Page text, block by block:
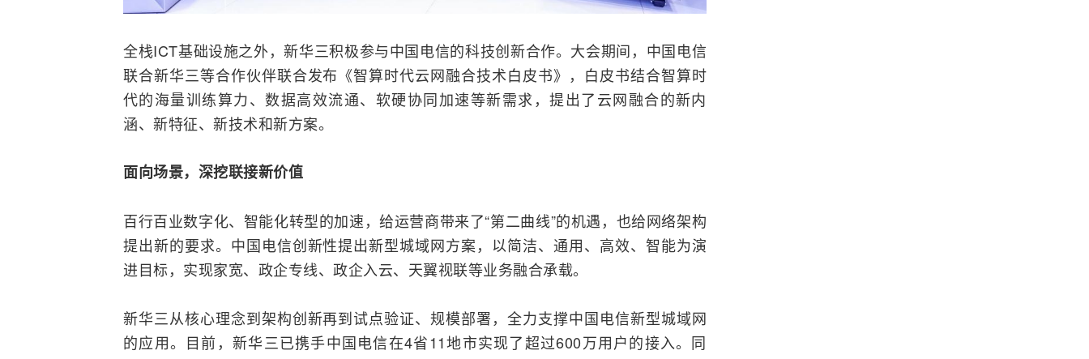
全栈ICT基础设施之外，新华三积极参与中国电信的科技创新合作。大会期间，中国电信
联合新华三等合作伙伴联合发布《智算时代云网融合技术白皮书》，白皮书结合智算时
代的海量训练算力、数据高效流通、软硬协同加速等新需求，提出了云网融合的新内
涵、新特征、新技术和新方案。
面向场景， 深挖联接新价值
百行百业数字化、智能化转型的加速，给运营商带来了“第二曲线”的机遇，也给网络架构
提出新的要求。中国电信创新性提出新型城域网方案，以简洁、通用、高效、智能为演
进目标，实现家宽、政企专线、政企入云、天翼视联等业务融合承载。
新华三从核心理念到架构创新再到试点验证、规模部署，全力支撑中国电信新型城域网
的应用。目前，新华三已携手中国电信在4省11地市实现了超过600万用户的接入。同